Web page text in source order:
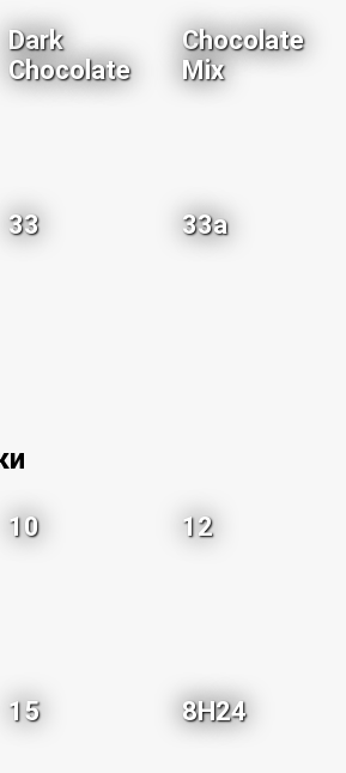
Dark
Chocolate
Chocolate
Mix
33 33a
10 12
15 8H24